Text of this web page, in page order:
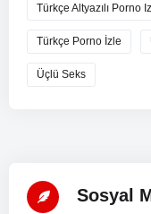
Türkçe Altyazılı Porno
Türkçe Porno İzle
Üçlü Seks
Sosyal